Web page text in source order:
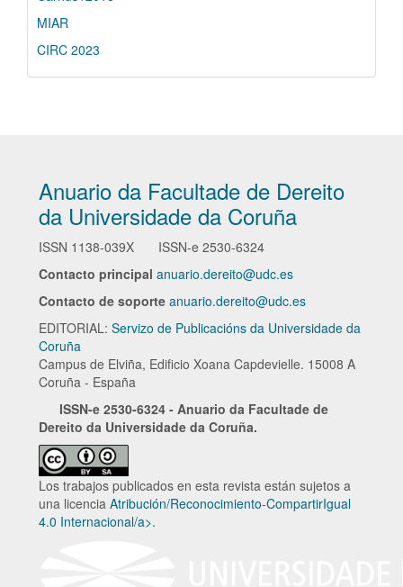
MIAR
CIRC 2023
Anuario da Facultade de Dereito
da Universidade da Coruña
ISSN 1138-039X ISSN-e 2530-6324
Contacto principal anuario.dereito@udc.es
Contacto de soporte anuario.dereito@udc.es
EDITORIAL: Servizo de Publicacións da Universidade da
Coruña
Campus de Elviña, Edificio Xoana Capdevielle. 15008 A
Coruña - España
ISSN-e 2530-6324 - Anuario da Facultade de
Dereito da Universidade da Coruña.
Los trabajos publicados en esta revista están sujetos a
una licencia Atribución/Reconocimiento-CompartirIgual
4.0 Internacional/a>.